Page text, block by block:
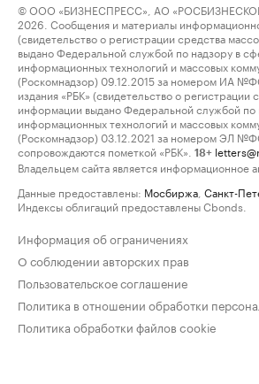
© ООО «БИЗНЕСПРЕСС», АО
2026. Сообщения и материалы
(свидетельство о регистрации средства
выдано Федеральной службой по надзору в
информационных технологий и массовых
(Роскомнадзор) 09.12.2015 за номером ИА
издания «РБК» (свидетельство о регистрации
информации выдано Федеральной службой по
информационных технологий и массовых
(Роскомнадзор) 03.12.2021 за номером ЭЛ
сопровождаются пометкой «РБК».
18+
Владельцем сайта является информационное
Данные предоставлены: Мосбиржа Санкт-
Индексы облигаций предоставлены Cbonds.
Информация об ограничениях
О соблюдении авторских прав
Пользовательское соглашение
Политика в отношении обработки
Политика обработки файлов cookie